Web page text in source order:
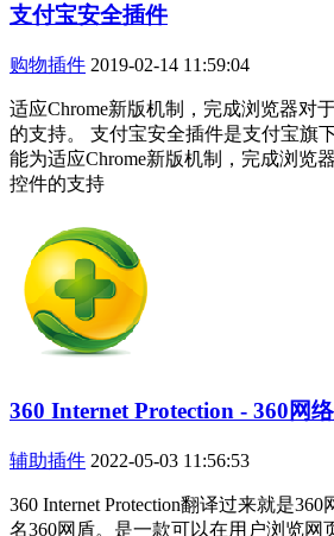
支付宝安全插件
购物插件 2019-02-14 11:59:04
适应Chrome新版机制，完成浏览器对
的支持。 支付宝安全插件是支付宝旗
能为适应Chrome新版机制，完成浏览
控件的支持
360 Internet Protection - 360网
辅助插件 2022-05-03 11:56:53
360 Internet Protection翻译过来就是
名360网盾。是一款可以在用户浏览网